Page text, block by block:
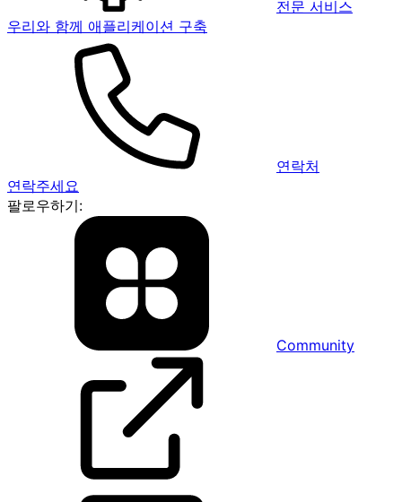
전문 서비스
우리와 함께 애플리케이션 구축
연락처
연락주세요
팔로우하기:
Community